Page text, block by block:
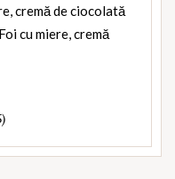
cremă de ciocolată
cu miere, cremă